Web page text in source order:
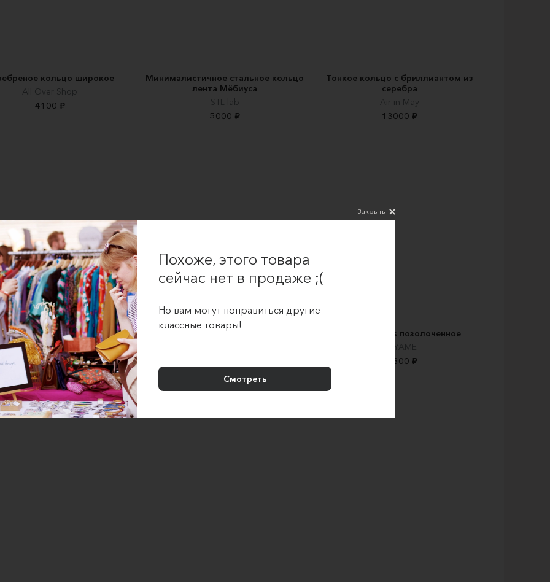
кольцо широкое
All Over Shop
4100 ₽
Минималистичное стальное кольцо
лента Мёбиуса
STL lab
5000 ₽
Тонкое кольцо с бриллиантом из
серебра
Air in May
13000 ₽
из бисера ручной работы
"Вишенки"
Sammakko
100 ₽
кольцо CIRCLE палладий / серый
Кольцо Ovals позолоченное
NEYAME
10800 ₽
Закрыть
Похоже, этого товара
сейчас нет в продаже ;(
Но вам могут понравиться другие
классные товары!
Смотреть